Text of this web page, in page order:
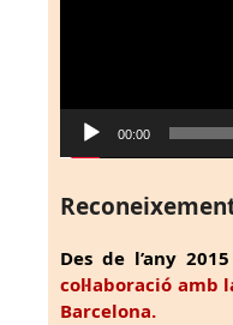
00:00
Des de l’any
col·laboració
Barcelona.